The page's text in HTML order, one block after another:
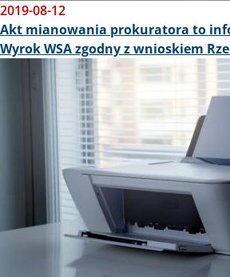
2019-08-12
Akt mianowania prokuratora to
Wyrok WSA zgodny z wnioskiem